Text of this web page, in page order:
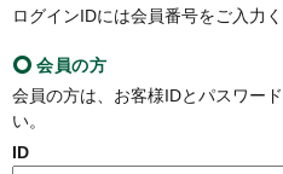
ログインIDには会員番号をご入力
会員の方
会員の方は、お客様IDとパスワー
い。
ID